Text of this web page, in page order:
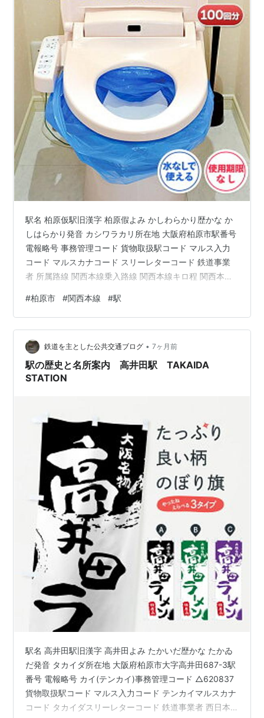
駅名 柏原仮駅旧漢字 柏原假よみ かしわらかり歴かな か
しはらかり発音 カシワラカリ所在地 大阪府柏原市駅番号
電報略号 事務管理コード 貨物取扱駅コード マルス入力
コード マルスカナコード スリーレターコード 鉄道事業
者 所属路線 関西本線乗入路線 関西本線キロ程 関西本線
和30年4月) 当時すでに廃止 歴史1932年(昭和7)1月27日
王寺～河内堅上間に亀ノ瀬信号場が開設。1932年(昭和
7)2月1日 王寺～河内堅上間の亀ノ瀬トンネルが地滑りで
変形したため使用不可能となり、同区間が不通となる。
1932年(昭和7)2月20日 亀…
#柏原市 #関西本線 #駅
鉄道を主とした公共交通ブログ • 7ヶ月前
駅の歴史と名所案内 高井田駅 TAKAIDA
STATION
駅名 高井田駅旧漢字 高井田よみ たかいだ歴かな たかゐ
だ発音 タカイダ所在地 大阪府柏原市大字高井田687-3駅
番号 電報略号 カイ(テンカイ)事務管理コード △620837
貨物取扱駅コード マルス入力コード テンカイマルスカナ
コード タカイダスリーレターコード 鉄道事業者 西日本